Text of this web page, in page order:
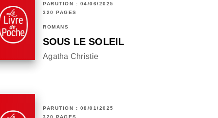
PARUTION : 04/06/2025
320 PAGES
ROMANS
SOUS LE SOLEIL
Agatha Christie
PARUTION : 08/01/2025